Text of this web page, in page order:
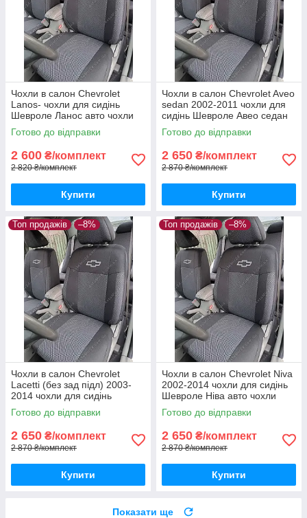
Чохли в салон Chevrolet
Lanos- чохли для сидінь
Шевроле Ланос авто чохли
Chevrolet Lanos
Готово до відправки
2 600 ₴/комплект
2 820 ₴/комплект
Купити
Чохли в салон Chevrolet Aveo
sedan 2002-2011 чохли для
сидінь Шевроле Авео седан
авто чохли Chevrolet Aveo
sedan
Готово до відправки
2 650 ₴/комплект
2 870 ₴/комплект
Купити
Топ продажів –8%
Чохли в салон Chevrolet
Lacetti (без зад підл) 2003-
2014 чохли для сидінь
Шевроле Лачетті авто чохли
Chevrolet Lacetti
Готово до відправки
2 650 ₴/комплект
2 870 ₴/комплект
Купити
Топ продажів –8%
Чохли в салон Chevrolet Niva
2002-2014 чохли для сидінь
Шевроле Ніва авто чохли
Chevrolet Niva
Готово до відправки
2 650 ₴/комплект
2 870 ₴/комплект
Купити
Показати ще